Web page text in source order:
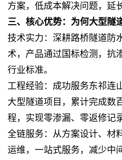
方案，低成本解决问题，延
三、核心优势：为何大型隧
技术实力：深耕路桥隧道防
术，产品通过国标检测，抗
行业标准。
工程经验：成功服务东祁连
大型隧道项目，累计完成数
程，实现零渗漏、零返修记
全链服务：从方案设计、材
运维，一站式服务，减少中